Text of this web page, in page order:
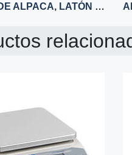
LÁMINAS DE ALPACA, LATÓN Y COBRE